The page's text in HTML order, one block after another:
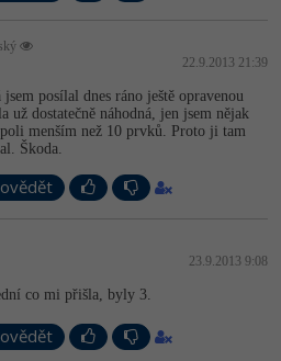
22.9.2013 21:39
posílal dnes ráno ještě opravenou
už dostatečně náhodná, jen jsem nějak
menším než 10 prvků. Proto ji tam
Škoda.
23.9.2013 9:08
co mi přišla, byly 3.